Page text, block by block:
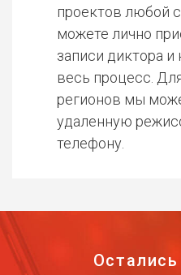
проектов любой
можете лично
записи диктора и
весь процесс.
регионов мы
удаленную
телефону.